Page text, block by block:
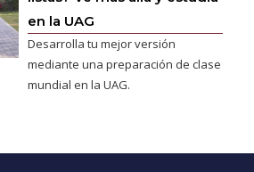
en la UAG
Desarrolla tu mejor versión
mediante una preparación de clase
mundial en la UAG.